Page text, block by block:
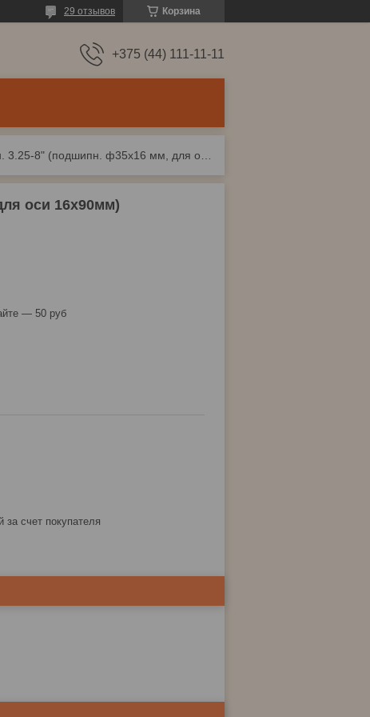
Корзина
29 отзывов
+375 (44) 111-11-11
оси 16x90мм)
— 50 руб
за счет покупателя